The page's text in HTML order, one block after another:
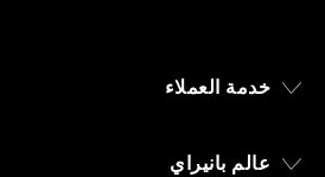
خدمة العملاء
عالم بانيراي